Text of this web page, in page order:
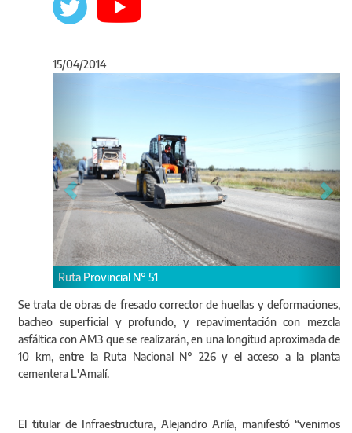
15/04/2014
Representantes de vialidad, de Olavarría y vecinos.
Se trata de obras de fresado corrector de huellas y deformaciones,
bacheo superficial y profundo, y repavimentación con mezcla
asfáltica con AM3 que se realizarán, en una longitud aproximada de
10 km, entre la Ruta Nacional N° 226 y el acceso a la planta
cementera L'Amalí.
El titular de Infraestructura, Alejandro Arlía, manifestó “venimos